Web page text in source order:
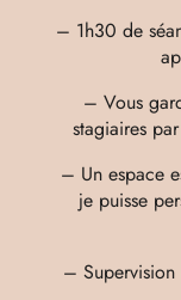
– 1h30 de
– Vous
stagiaires
– Un espace
je puisse
–